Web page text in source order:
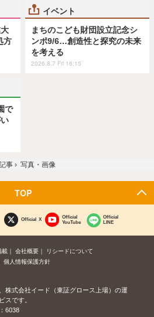
方
イベント
まちのこども財団設立記念シ
ンポ9/6…創造性と探究の未来
を考える
2026.8.7 Fri 16:15
で
事 › 写真・画像
TOP
Official X
Official
YouTube
Official
LINE
載 会社概要
リシードについて
個人情報保護方針
株式会社イード（東証グロース上場）の運
スです。
6038